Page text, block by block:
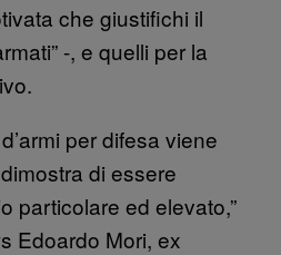
che giustifichi il
-, e quelli per la
per difesa viene
di essere
particolare ed elevato,”
Edoardo Mori, ex